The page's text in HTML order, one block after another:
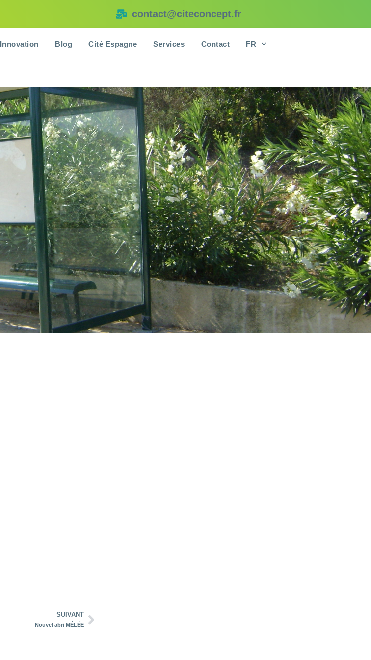
contact@citeconcept.fr
Innovation Blog Cité Espagne Services Contact FR
SUIVANT
Nouvel abri MÉLÉE